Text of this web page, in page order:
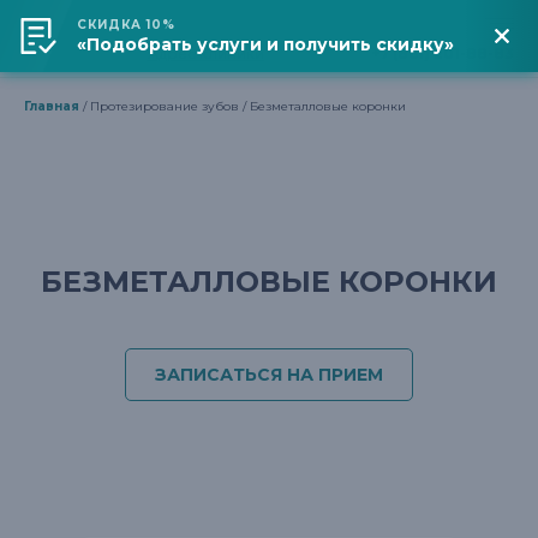
Адрес клиники +7 (861) 201-88-83
Главная Протезирование зубов Безметалловые коронки
БЕЗМЕТАЛЛОВЫЕ КОРОНКИ
ЗАПИСАТЬСЯ НА ПРИЕМ
СКИДКА 10%
«Подобрать услуги и получить скидку»